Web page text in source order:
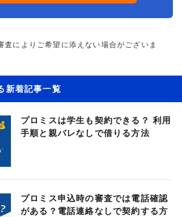
によりご希望に添えない場合がございま
新着記事一覧
プロミスは学生も契約できる？ 利用
手順と親バレなしで借りる方法
プロミス申込時の審査では電話確認
がある？電話連絡なしで契約する方